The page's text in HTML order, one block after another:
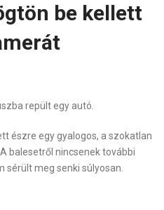
be kellett
repült egy autó.
észre egy gyalogos, a szokatlan
balesetről nincsenek további
sérült meg senki súlyosan.